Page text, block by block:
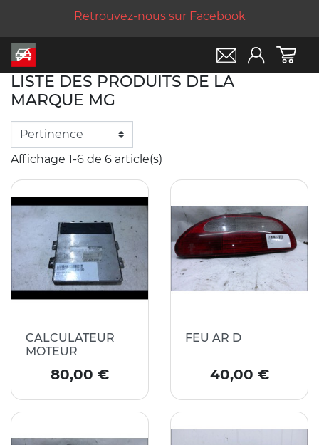
Retrouvez-nous sur Facebook
LISTE DES PRODUITS DE LA
MARQUE MG
Affichage 1-6 de 6 article(s)
CALCULATEUR
MOTEUR
Prix
80,00 €
FEU AR D
Prix
40,00 €